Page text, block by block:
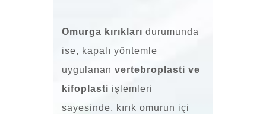
Omurga kırıkları durumunda
ise, kapalı yöntemle
uygulanan vertebroplasti ve
kifoplasti işlemleri
sayesinde, kırık omurun içi